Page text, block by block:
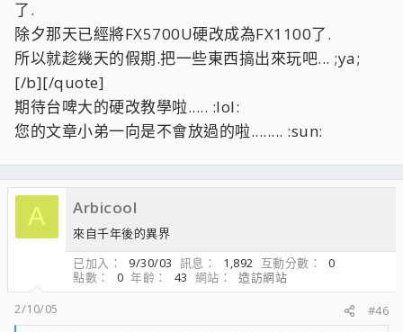
了.
除夕那天已經將FX5700U硬改成為FX1100了.
所以就趁幾天的假期.把一些東西搞出來玩吧... ;ya;
[/b][/quote]
期待台啤大的硬改教學啦..... :lol:
您的文章小弟一向是不會放過的啦........ :sun:
A Arbicool
來自千年後的異界
已加入
9/30/03 訊息 1,892 互動分數
0
點數
0 年齡 43 網站
造訪網站
2/10/05
#46